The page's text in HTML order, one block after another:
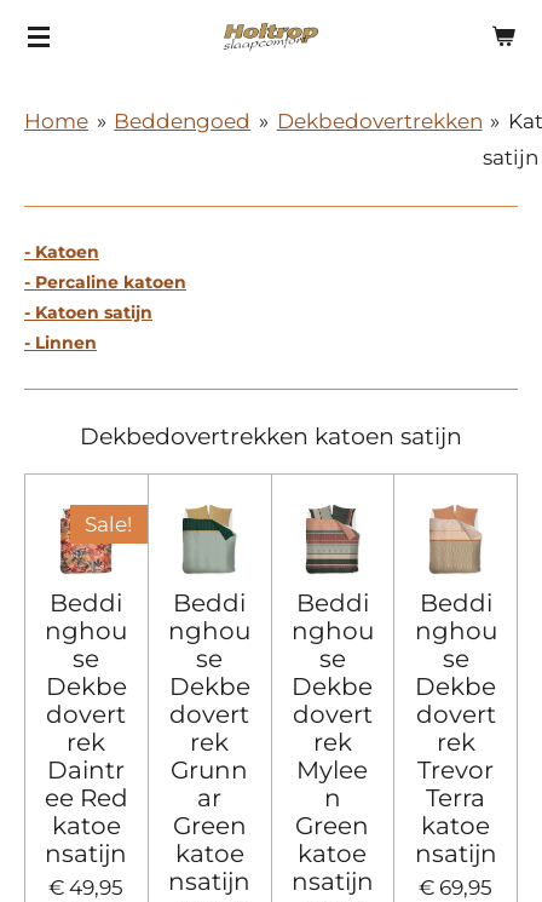
Ga
de
Home » Beddengoed » Dekbedovertrekken »
satijn
- Katoen
- Percaline katoen
- Katoen satijn
- Linnen
Dekbedovertrekken katoen satijn
Sale!
Beddi
nghou
se
Dekbe
dovert
rek
Daintr
ee Red
katoe
nsatijn
€ 49,95
Beddi
nghou
se
Dekbe
dovert
rek
Grunn
ar
Green
katoe
nsatijn
Beddi
nghou
se
Dekbe
dovert
rek
Mylee
n
Green
katoe
nsatijn
Beddi
nghou
se
Dekbe
dovert
rek
Trevor
Terra
katoe
nsatijn
€ 69,95